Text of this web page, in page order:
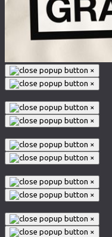
×
×
×
×
×
×
×
×
×
×